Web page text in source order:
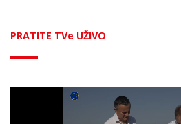
PRATITE TVe UŽIVO